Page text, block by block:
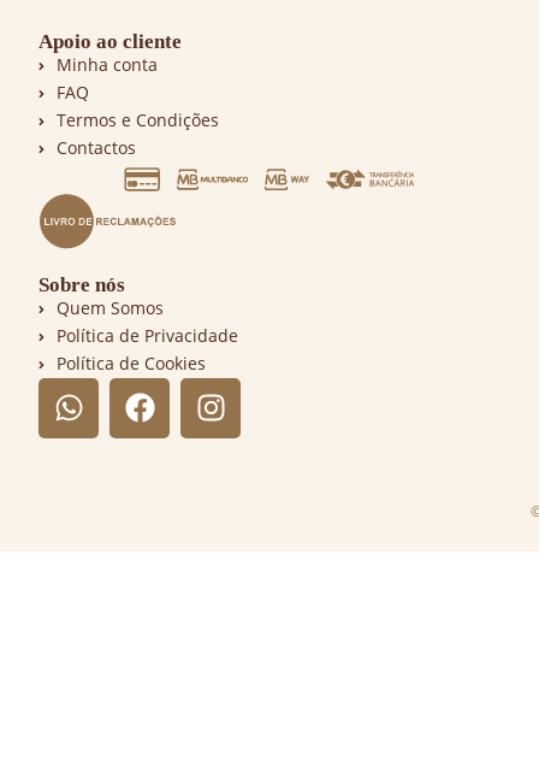
Apoio ao cliente
Minha conta
FAQ
Termos e Condições
Contactos
Sobre nós
Quem Somos
Política de Privacidade
Política de Cookies